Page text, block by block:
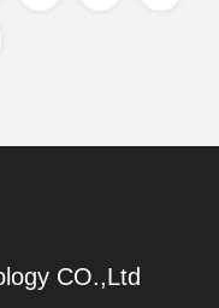
CO.,Ltd